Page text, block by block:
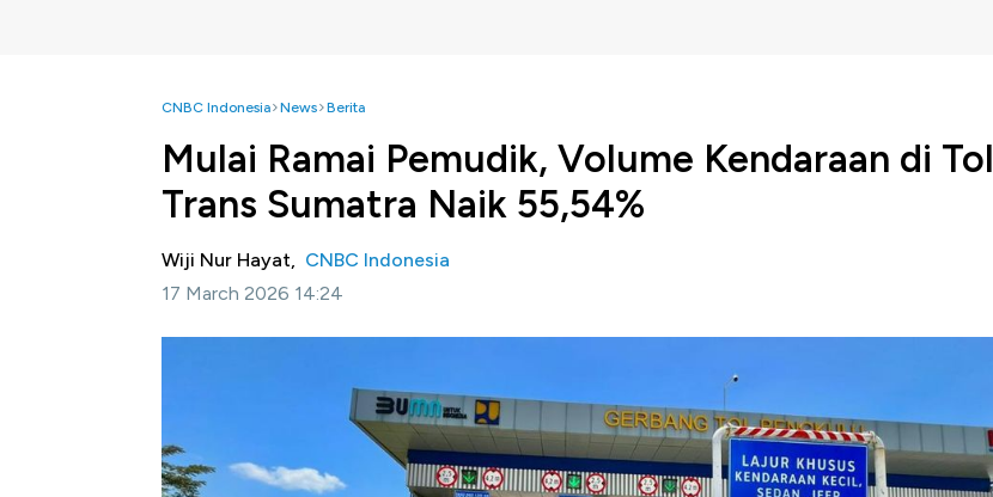
CNBC Indonesia News Berita
Mulai Ramai Pemudik, Volume Kendaraan di Tol
Trans Sumatra Naik 55,54%
Wiji Nur Hayat, CNBC Indonesia
17 March 2026 14:24